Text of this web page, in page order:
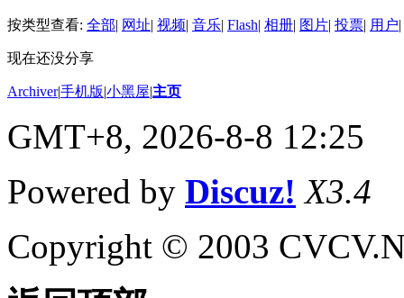
按类型查看: 全部| 网址| 视频| 音乐| Flash| 相册| 图片| 投票| 用户|
现在还没分享
Archiver|手机版|小黑屋|主页
GMT+8, 2026-8-8 12:25
Powered by Discuz! X3.4
Copyright © 2003